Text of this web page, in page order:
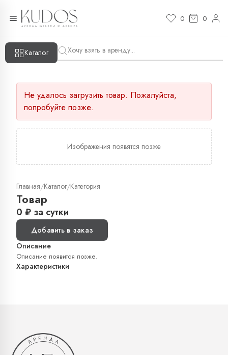
0 0
Каталог
Не удалось загрузить товар. Пожалуйста,
попробуйте позже.
Изображения появятся позже
Главная/Каталог/Категория
Товар
0 ₽ за сутки
Добавить в заказ
Описание
Описание появится позже.
Характеристики